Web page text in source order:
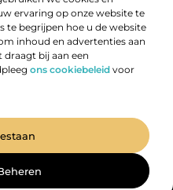
ervaring op onze website te
te begrijpen hoe u de website
inhoud en advertenties aan
draagt bij aan een
ons cookiebeleid voor
en praat mee!
by